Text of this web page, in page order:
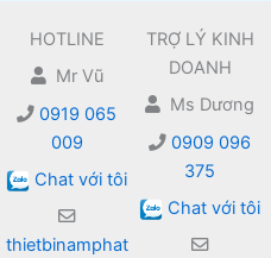
HOTLINE
Mr Vũ
0919 065
009
Chat với tôi
thietbinamphat
TRỢ LÝ KINH
DOANH
Ms Dương
0909 096
375
Chat với tôi